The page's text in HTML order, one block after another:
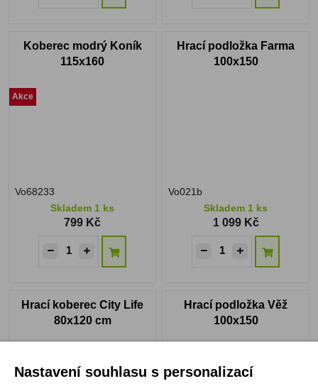
Koberec modrý Koník
115x160
Akce
Vo68233
Skladem 1 ks
799 Kč
Hrací podložka Farma
100x150
Vo021b
Skladem 1 ks
1 099 Kč
Hrací koberec City Life
80x120 cm
Hrací podložka Věž
100x150
Nastavení souhlasu s personalizací